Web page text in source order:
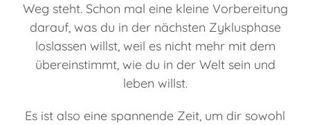
Weg steht. Schon mal eine kleine Vorbereitung
darauf, was du in der nächsten Zyklusphase
loslassen willst, weil es nicht mehr mit dem
übereinstimmt, wie du in der Welt sein und
leben willst.
Es ist also eine spannende Zeit, um dir sowohl